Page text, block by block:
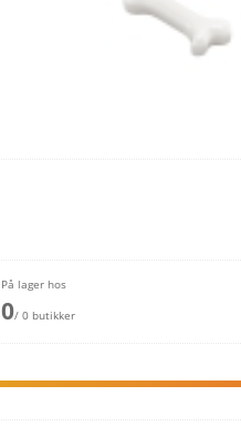
På lager hos
0/ 0 butikker